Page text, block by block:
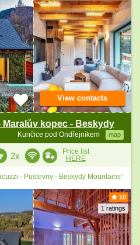
kopec - Beskydy
Kunčice pod Ondřejníkem map
View contacts
2x
Price list
HERE
- Pustevny - Beskydy Mountains“
10
1 ratings